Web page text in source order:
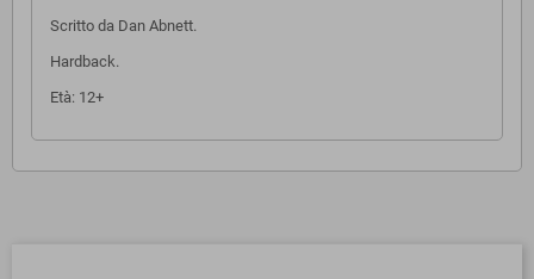
Scritto da Dan Abnett.
Hardback.
Età: 12+